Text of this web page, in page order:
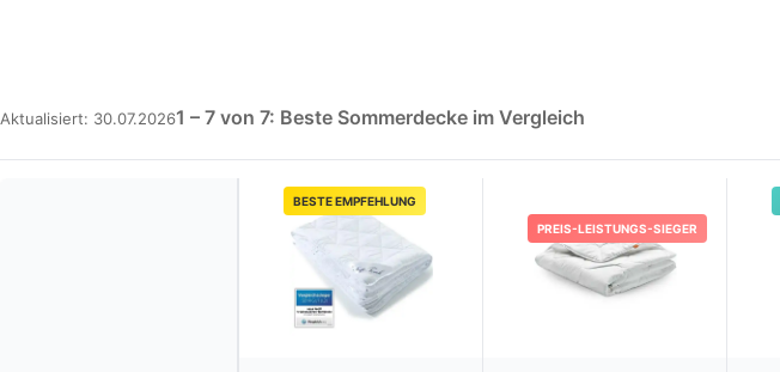
Aktualisiert: 30.07.20261 – 7 von 7: Beste Sommerdecke im Vergleich
BESTE EMPFEHLUNG
PREIS-LEISTUNGS-SIEGER